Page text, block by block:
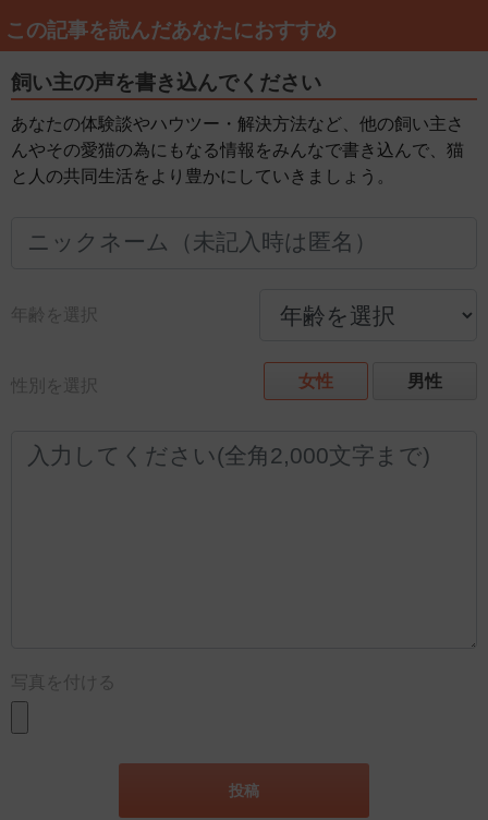
この記事を読んだあなたにおすすめ
飼い主の声を書き込んでください
あなたの体験談やハウツー・解決方法など、他の飼い主さ
んやその愛猫の為にもなる情報をみんなで書き込んで、猫
と人の共同生活をより豊かにしていきましょう。
年齢を選択
性別を選択 女性 男性
写真を付ける